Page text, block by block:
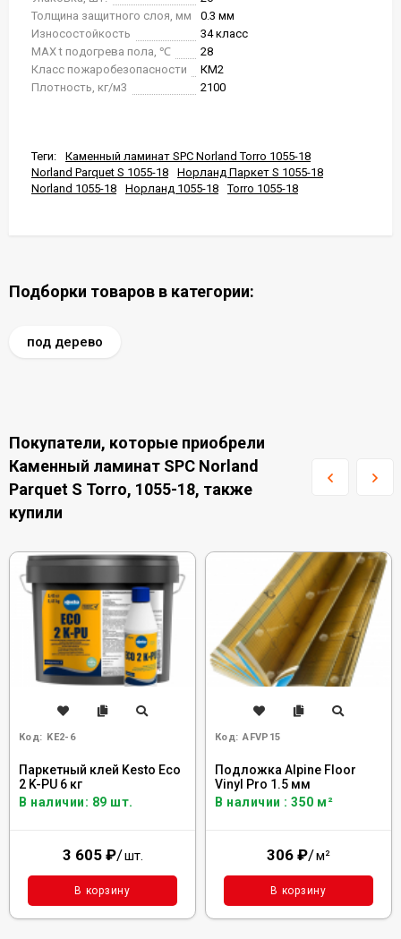
Толщина защитного слоя, мм
0.3 мм
Износостойкость
34 класс
MAX t подогрева пола, ℃
28
Класс пожаробезопасности
КМ2
Плотность, кг/м3
2100
Теги:
Каменный ламинат SPC Norland Torro 1055-18
Norland Parquet S 1055-18
Норланд Паркет S 1055-18
Norland 1055-18
Норланд 1055-18 Torro 1055-18
Подборки товаров в категории:
под дерево
Покупатели, которые приобрели
Каменный ламинат SPC Norland
Parquet S Torro, 1055-18, также
купили
Код: KE2-6
Паркетный клей Kesto Eco
2 K-PU 6 кг
В наличии: 89 шт.
3 605 ₽/шт.
В корзину
Код: AFVP15
Подложка Alpine Floor
Vinyl Pro 1.5 мм
В наличии : 350 м²
306 ₽/м²
В корзину